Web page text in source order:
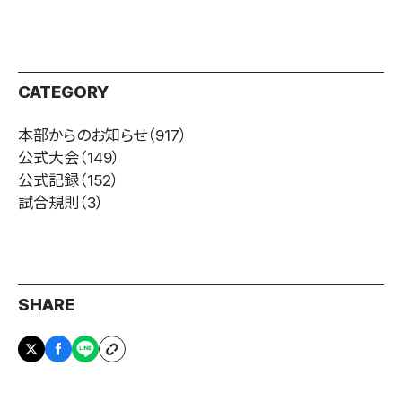
CATEGORY
本部からのお知らせ（917）
公式大会（149）
公式記録（152）
試合規則 （3）
SHARE